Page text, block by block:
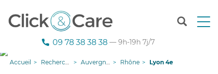
T
09 78 38 38 38 — 9h-19h 7j/7
Accueil Recherche aide à domicile Auvergne-Rhône-Alpes Rhône Lyon 4e